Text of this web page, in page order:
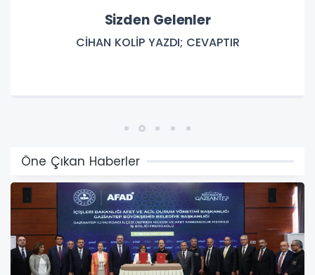
Agah Gürtürk
Osmanlı İmparatorluğu'nda Hayvanların
Öne Çıkan Haberler